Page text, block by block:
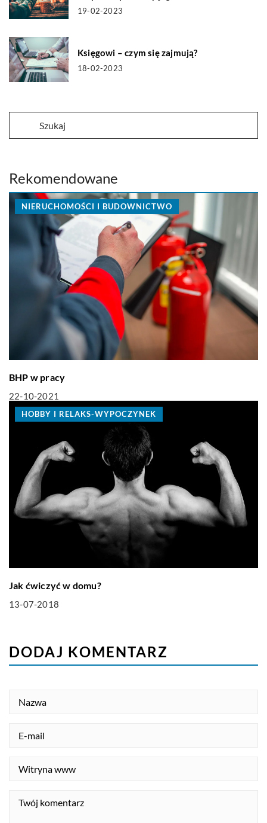
19-02-2023
Księgowi – czym się zajmują?
18-02-2023
Rekomendowane
NIERUCHOMOŚCI I BUDOWNICTWO
BHP w pracy
22-10-2021
HOBBY I RELAKS-WYPOCZYNEK
Jak ćwiczyć w domu?
13-07-2018
DODAJ KOMENTARZ